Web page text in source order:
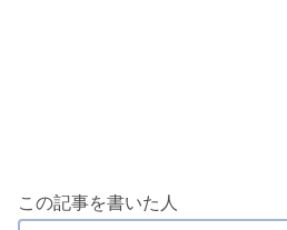
この記事を書いた人